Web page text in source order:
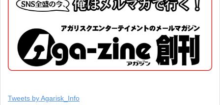
Tweets by Agarisk_Info